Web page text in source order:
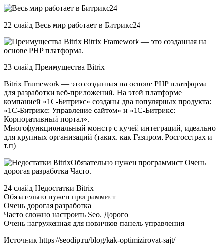
22 слайд Весь мир работает в Битрикс24
23 слайд Преимущества Bitrix
Bitrix Framework — это созданная на основе PHP платформа
для разработки веб-приложений. На этой платформе
компанией «1C-Битрикс» созданы два популярных продукта:
«1C-Битрикс: Управление сайтом» и «1С-Битрикс:
Корпоративный портал».
Многофункциональный монстр с кучей интеграций, идеально
для крупных организаций (таких, как Газпром, Росгосстрах и
т.п)
24 слайд Недостатки Bitrix
Обязательно нужен программист
Очень дорогая разработка
Часто сложно настроить Seo. Дорого
Очень нагруженная для новичков панель управления
Источник https://seodip.ru/blog/kak-optimizirovat-sajt/